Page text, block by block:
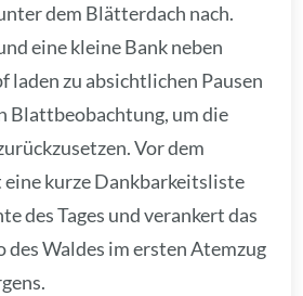
dem Blätterdach nach.
eine kleine Bank neben
laden zu absichtlichen Pausen
Blattbeobachtung, um die
Vor dem
eine kurze Dankbarkeitsliste
des Tages und verankert das
des Waldes im ersten Atemzug